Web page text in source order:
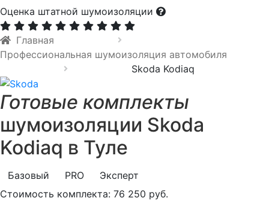
Оценка штатной шумоизоляции
Главная
Профессиональная шумоизоляция автомобиля
Skoda Kodiaq
Готовые комплекты
шумоизоляции Skoda
Kodiaq в Туле
Базовый PRO
Эксперт
Стоимость комплекта: 76 250 руб.